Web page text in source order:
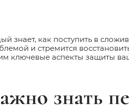
знает, как поступить в
и стремится
ключевые аспекты защиты
знать